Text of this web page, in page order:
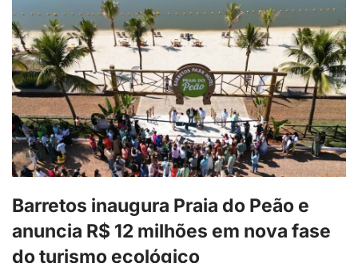
Barretos inaugura Praia do Peão e
anuncia R$ 12 milhões em nova fase
do turismo ecológico